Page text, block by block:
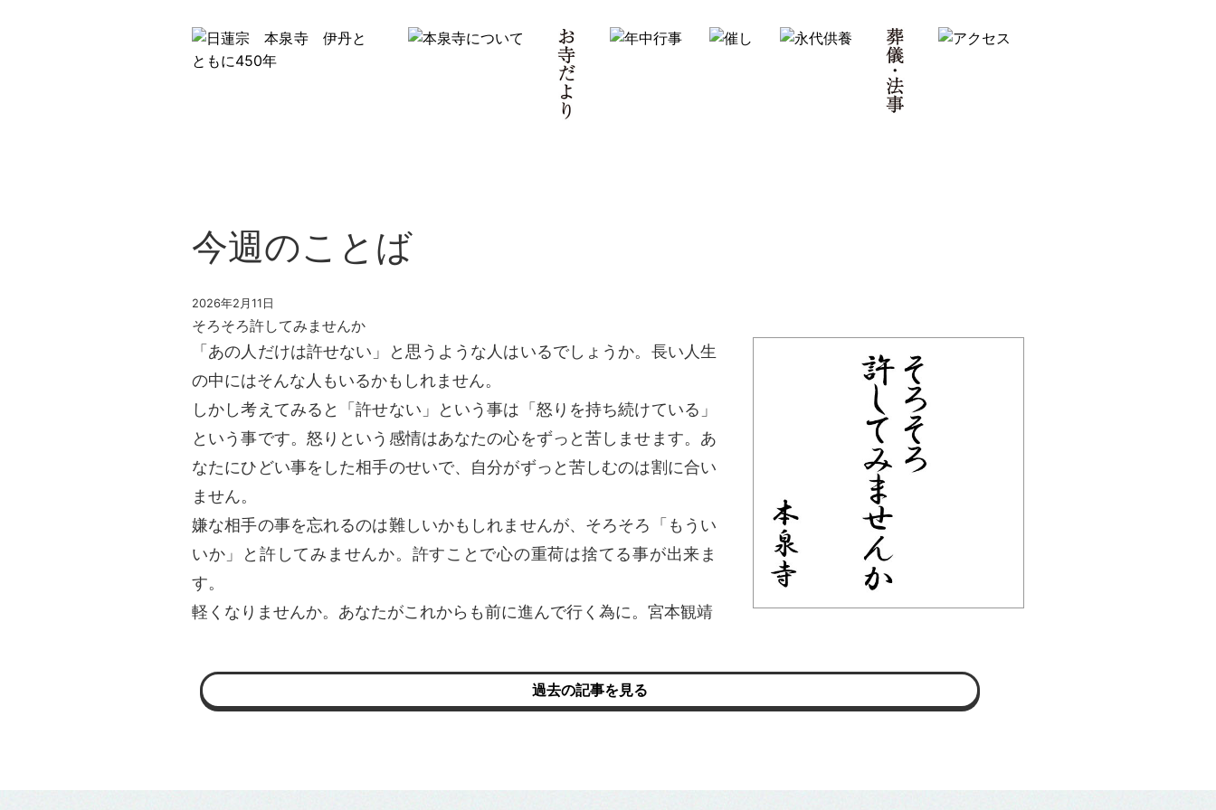
今週のことば
2026年2月11日
そろそろ許してみませんか
「あの人だけは許せない」と思うような人はいるでしょうか。長い人生
の中にはそんな人もいるかもしれません。
しかし考えてみると「許せない」という事は「怒りを持ち続けている」
という事です。怒りという感情はあなたの心をずっと苦しませます。あ
なたにひどい事をした相手のせいで、自分がずっと苦しむのは割に合い
ません。
嫌な相手の事を忘れるのは難しいかもしれませんが、そろそろ「もうい
いか」と許してみませんか。許すことで心の重荷は捨てる事が出来ま
す。
軽くなりませんか。あなたがこれからも前に進んで行く為に。宮本観靖
過去の記事を見る